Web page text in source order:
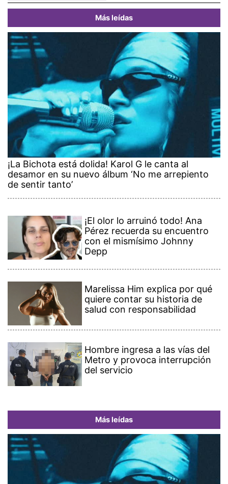
Más leídas
¡La Bichota está dolida! Karol G le canta al
desamor en su nuevo álbum ‘No me arrepiento
de sentir tanto’
¡El olor lo arruinó todo! Ana
Pérez recuerda su encuentro
con el mismísimo Johnny
Depp
Marelissa Him explica por qué
quiere contar su historia de
salud con responsabilidad
Hombre ingresa a las vías del
Metro y provoca interrupción
del servicio
Más leídas